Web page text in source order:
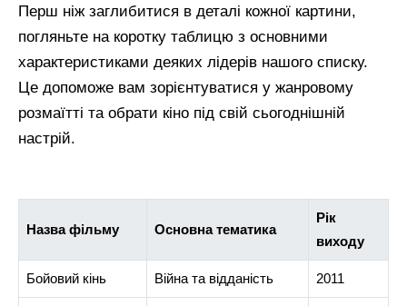
Перш ніж заглибитися в деталі кожної картини,
погляньте на коротку таблицю з основними
характеристиками деяких лідерів нашого списку.
Це допоможе вам зорієнтуватися у жанровому
розмаїтті та обрати кіно під свій сьогоднішній
настрій.
Назва фільму Основна тематика
Рік
виходу
Бойовий кінь Війна та відданість 2011